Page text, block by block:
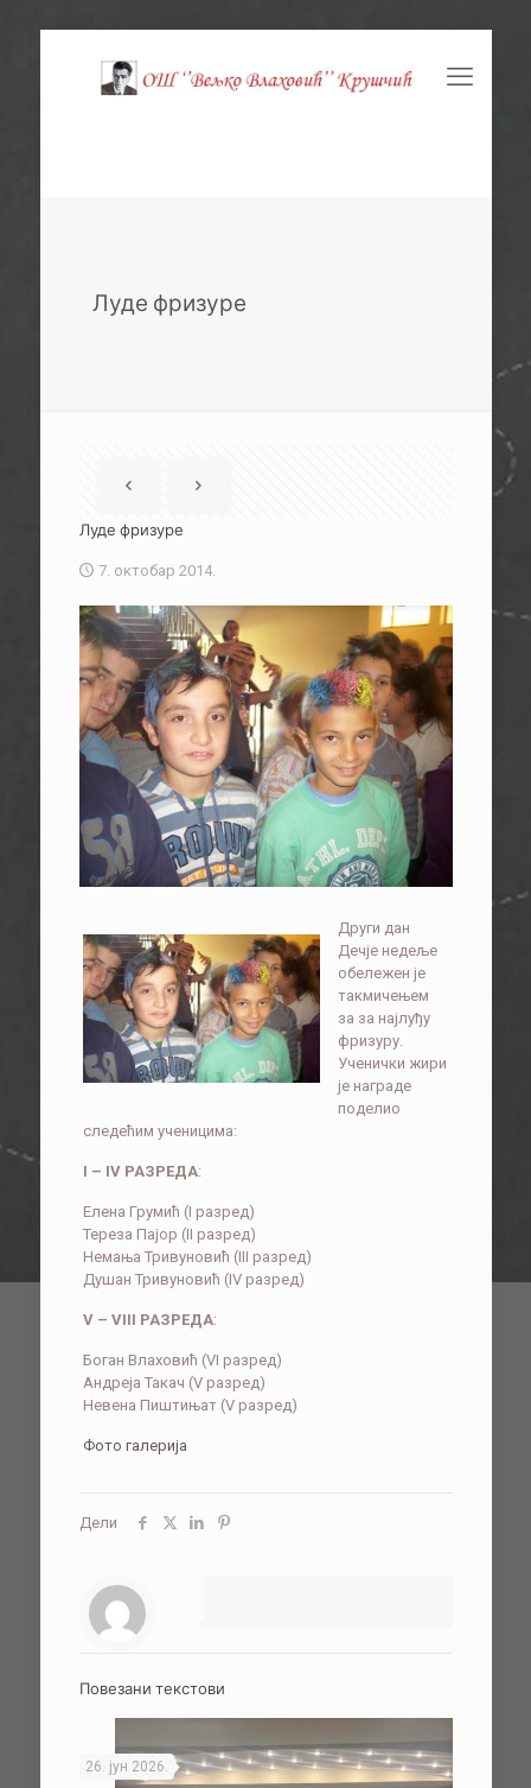
Луде фризуре
Луде фризуре
7. октобар 2014.
Други дан
Дечје недеље
обележен је
такмичењем
за за најлуђу
фризуру.
Ученички жири
је награде
поделио
следећим ученицима:
I – IV РАЗРЕДА:
Елена Грумић (I разред)
Тереза Пајор (II разред)
Немања Тривуновић (III разред)
Душан Тривуновић (IV разред)
V – VIII РАЗРЕДА:
Боган Влаховић (VI разред)
Андреја Такач (V разред)
Невена Пиштињат (V разред)
Фото галерија
Дели
Повезани текстови
26. јун 2026.